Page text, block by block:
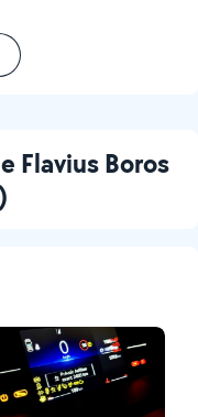
Flavius Boros